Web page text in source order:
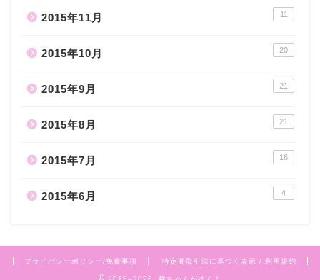
2015年11月 11
2015年10月 20
2015年9月 21
2015年8月 21
2015年7月 16
2015年6月 4
プライバシーポリシー/免責事項 特定商取引法に基づく表示 / 利用規約